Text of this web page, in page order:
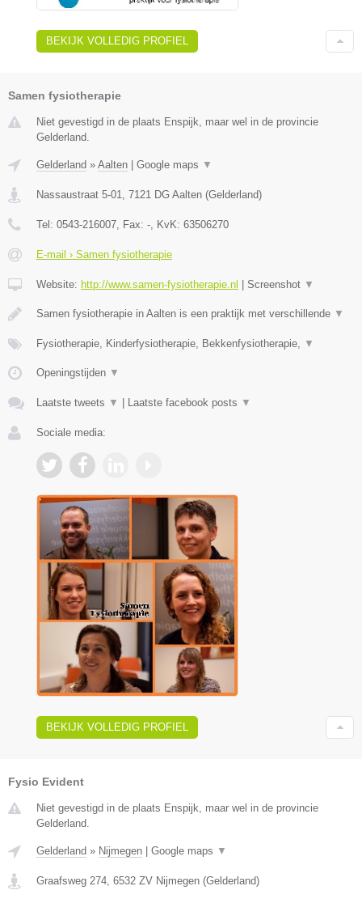
BEKIJK VOLLEDIG PROFIEL
Samen fysiotherapie
Niet gevestigd in de plaats Enspijk, maar wel in de provincie
Gelderland.
Gelderland » Aalten Google maps ▼
Nassaustraat 5-01 7121 DG Aalten (Gelderland)
Tel: 0543-216007 , Fax: - , KvK: 63506270
E-mail › Samen fysiotherapie
Website: http://www.samen-fysiotherapie.nl Screenshot ▼
Samen fysiotherapie in Aalten is een praktijk met verschillende ▼
Fysiotherapie, Kinderfysiotherapie, Bekkenfysiotherapie, ▼
Openingstijden ▼
Laatste tweets ▼ Laatste facebook posts ▼
Sociale media:
BEKIJK VOLLEDIG PROFIEL
Fysio Evident
Niet gevestigd in de plaats Enspijk, maar wel in de provincie
Gelderland.
Gelderland » Nijmegen Google maps ▼
Graafsweg 274 6532 ZV Nijmegen (Gelderland)